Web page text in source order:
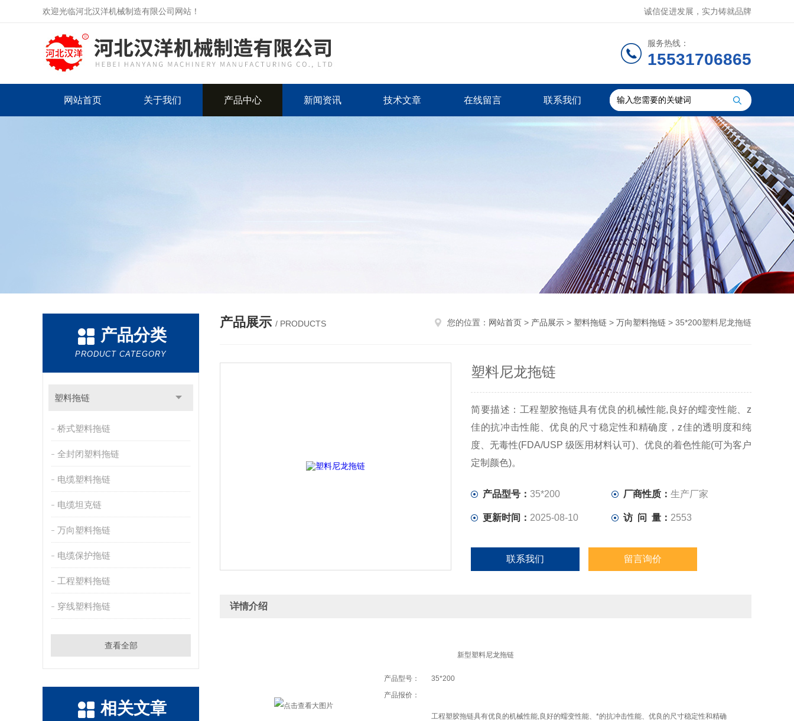
欢迎光临河北汉洋机械制造有限公司网站！ 诚信促进发展，实力铸就品牌
服务热线：
15531706865
网站首页 关于我们 产品中心 新闻资讯 技术文章 在线留言 联系我们
产品分类
PRODUCT CATEGORY
塑料拖链
桥式塑料拖链
全封闭塑料拖链
电缆塑料拖链
电缆坦克链
万向塑料拖链
电缆保护拖链
工程塑料拖链
穿线塑料拖链
查看全部
相关文章
产品展示 / PRODUCTS 您的位置： 网站首页 > 产品展示 > 塑料拖链 > 万向塑料拖链 > 35*200塑料尼龙拖链
塑料尼龙拖链
简要描述：工程塑胶拖链具有优良的机械性能,良好的蠕变性能、z
佳的抗冲击性能、优良的尺寸稳定性和精确度，z佳的透明度和纯
度、无毒性(FDA/USP 级医用材料认可)、优良的着色性能(可为客户
定制颜色)。
产品型号： 35*200 厂商性质： 生产厂家
更新时间： 2025-08-10 访 问 量： 2553
联系我们 留言询价
详情介绍
新型塑料尼龙拖链
产品型号：
35*200
产品报价：
工程塑胶拖链具有优良的机械性能,良好的蠕变性能、*的抗冲击性能、优良的尺寸稳定性和精确